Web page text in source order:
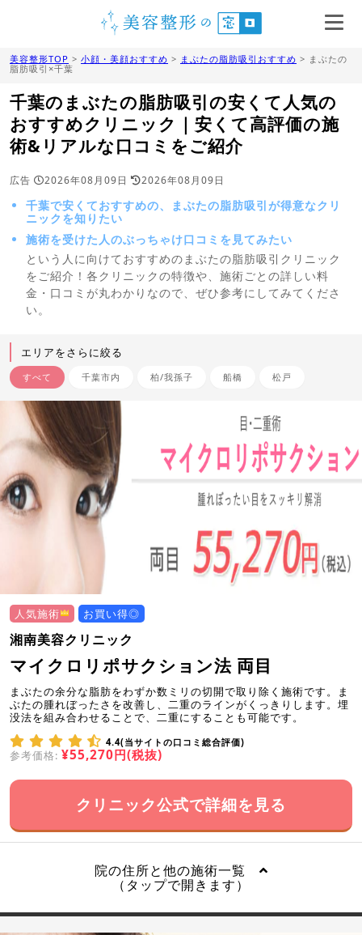
美容整形TOP > 小顔・美顔おすすめ > まぶたの脂肪吸引おすすめ > まぶたの
脂肪吸引×千葉
千葉のまぶたの脂肪吸引の安くて人気の
おすすめクリニック｜安くて高評価の施
術&リアルな口コミをご紹介
広告 2026年08月09日 2026年08月09日
千葉で安くておすすめの、まぶたの脂肪吸引が得意なクリ
ニックを知りたい
施術を受けた人のぶっちゃけ口コミを見てみたい
という人に向けておすすめのまぶたの脂肪吸引クリニック
をご紹介！各クリニックの特徴や、施術ごとの詳しい料
金・口コミが丸わかりなので、ぜひ参考にしてみてくださ
い。
エリアをさらに絞る
すべて 千葉市内 柏/我孫子 船橋 松戸
人気施術 お買い得◎
湘南美容クリニック
マイクロリポサクション法 両目
まぶたの余分な脂肪をわずか数ミリの切開で取り除く施術です。ま
ぶたの腫れぼったさを改善し、二重のラインがくっきりします。埋
没法を組み合わせることで、二重にすることも可能です。
4.4(当サイトの口コミ総合評価)
参考価格: ¥55,270円(税抜)
クリニック公式で詳細を見る
院の住所と他の施術一覧
（タップで開きます）